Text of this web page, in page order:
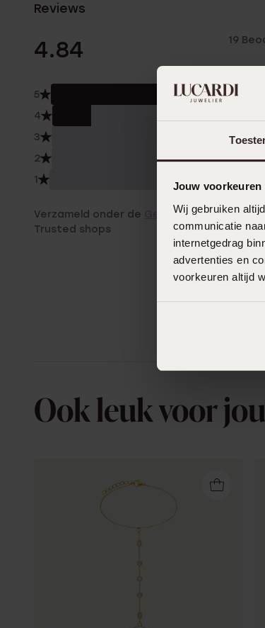
Jouw voorkeuren
Wij gebruiken
communicatie
internetgedrag
advertenties en
voorkeuren altijd
Reviews
4.84 19
5
4
3
2
1
Verzameld onder de Gebruiksvoorwaarden
Trusted shops
Ook leuk voor jou